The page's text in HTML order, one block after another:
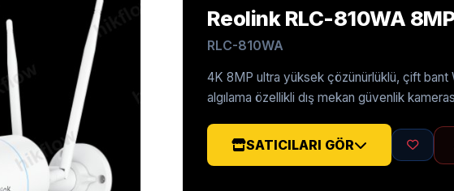
Reolink RLC-810WA
RLC-810WA
4K 8MP ultra yüksek çözünürlüklü, çift bant
algılama özellikli dış mekan güvenlik
SATICILARI GÖR